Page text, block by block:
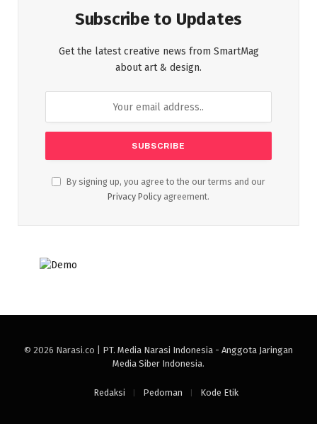
Subscribe to Updates
Get the latest creative news from SmartMag
about art & design.
By signing up, you agree to the our terms and our
Privacy Policy agreement.
© 2026 Narasi.co | PT. Media Narasi Indonesia - Anggota Jaringan
Media Siber Indonesia.
Redaksi Pedoman Kode Etik